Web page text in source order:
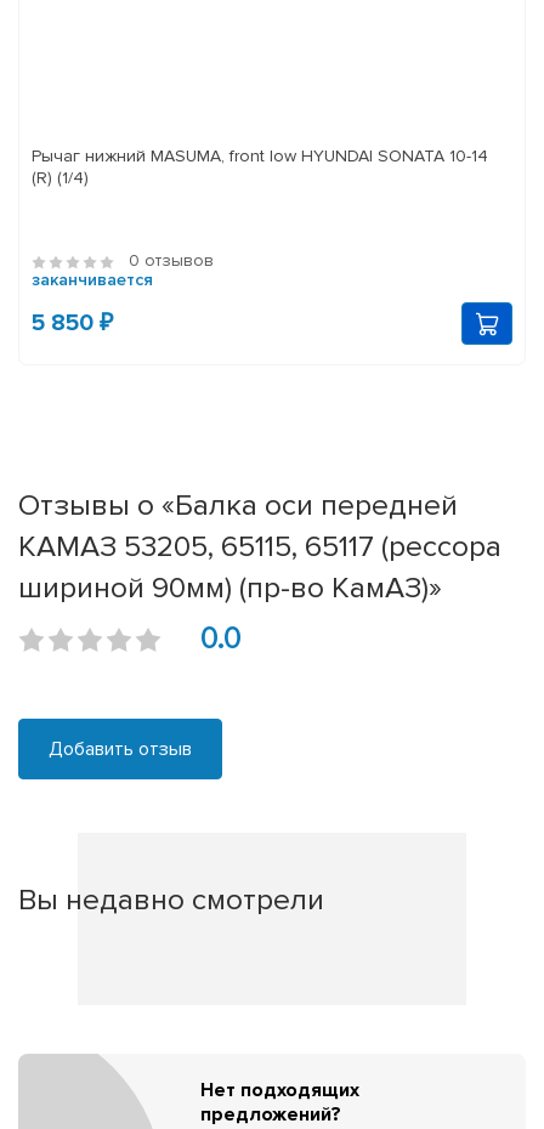
Рычаг нижний MASUMA, front low HYUNDAI SONATA 10-14
(R) (1/4)
0 отзывов
заканчивается
5 850 ₽
Отзывы о «Балка оси передней
КАМАЗ 53205, 65115, 65117 (рессора
шириной 90мм) (пр-во КамАЗ)»
0.0
Добавить отзыв
Вы недавно смотрели
Нет подходящих
предложений?